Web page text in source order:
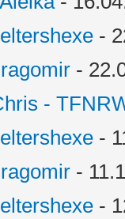
-
-
-
-
-
-